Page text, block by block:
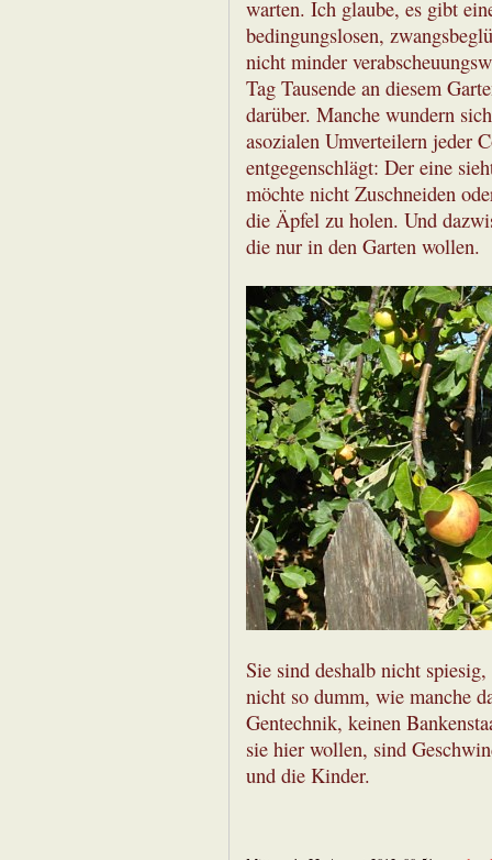
warten. Ich glaube, es gibt
bedingungslosen,
nicht minder
Tag Tausende an diesem
darüber. Manche wundern
asozialen Umverteilern jeder
entgegenschlägt: Der eine
möchte nicht Zuschneiden
die Äpfel zu holen. Und
die nur in den Garten wollen.
Sie sind deshalb nicht
nicht so dumm, wie manche
Gentechnik, keinen
sie hier wollen, sind
und die Kinder.